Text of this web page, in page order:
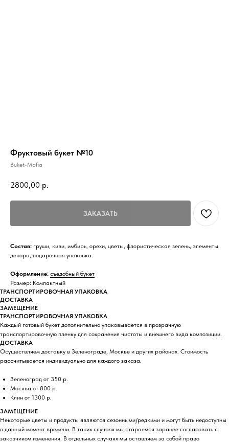
Фруктовый букет №10
Buket-Mafia
2800,00 р.
ЗАКАЗАТЬ
Состав: груши, киви, имбирь, орехи, цветы, флористическая зелень, элементы
декора, подарочная упаковка.
Оформление: съедобный букет
Размер: Компактный
ТРАНСПОРТИРОВОЧНАЯ УПАКОВКА
ДОСТАВКА
ЗАМЕЩЕНИЕ
ТРАНСПОРТИРОВОЧНАЯ УПАКОВКА
Каждый готовый букет дополнительно упаковывается в прозрачную
транспортировочную пленку для сохранения чистоты и внешнего вида композиции.
ДОСТАВКА
Осуществляем доставку в Зеленограде, Москве и других районах. Стоимость
рассчитывается индивидуально для каждого заказа.
Зеленоград от 350 р.
Москва от 800 р.
Клин от 1300 р.
ЗАМЕЩЕНИЕ
Некоторые цветы и продукты являются сезонными/редкими и могут быть недоступны
в данный момент времени. В таких случаях мы стараемся заранее согласовать с
заказчиком изменения. В отдельных случаях мы оставляем за собой право